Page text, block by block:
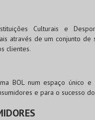
Culturais e
através de um conjunto
clientes.
BOLnum espaço único e
e para o sucesso